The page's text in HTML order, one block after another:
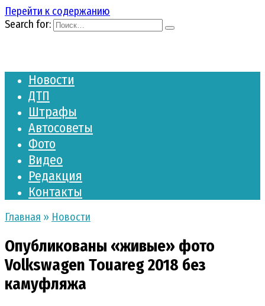
Перейти к содержанию
Search for:
Новости
ДТП
Штрафы
Автосоветы
Фото
Видео
Редакция
Контакты
Главная » Новости
Опубликованы «живые» фото
Volkswagen Touareg 2018 без
камуфляжа